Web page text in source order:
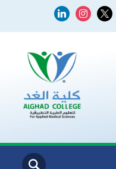
x
instagram
linkedin